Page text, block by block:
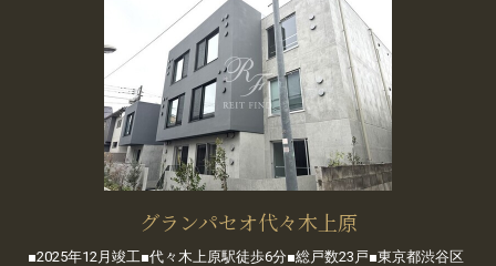
グランパセオ代々木上原
■2025年12月竣工■代々木上原駅徒歩6分■総戸数23戸■東京都渋谷区